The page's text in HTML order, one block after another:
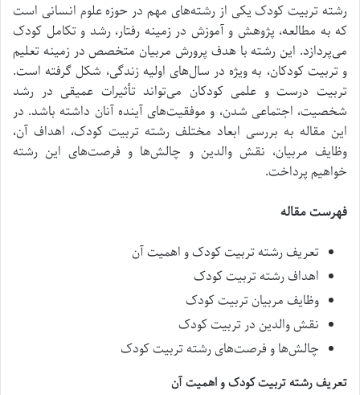
رشته تربیت کودک یکی از رشته‌های مهم در حوزه علوم انسانی است
که به مطالعه، پژوهش و آموزش در زمینه رفتار، رشد و تکامل کودک
می‌پردازد. این رشته با هدف پرورش مربیان متخصص در زمینه تعلیم
و تربیت کودکان، به ویژه در سال‌های اولیه زندگی، شکل گرفته است.
تربیت درست و علمی کودکان می‌تواند تأثیرات عمیقی در رشد
شخصیت، اجتماعی شدن، و موفقیت‌های آینده آنان داشته باشد. در
این مقاله به بررسی ابعاد مختلف رشته تربیت کودک، اهداف آن،
وظایف مربیان، نقش والدین و چالش‌ها و فرصت‌های این رشته
خواهیم پرداخت.
فهرست مقاله
تعریف رشته تربیت کودک و اهمیت آن
اهداف رشته تربیت کودک
وظایف مربیان تربیت کودک
نقش والدین در تربیت کودک
چالش‌ها و فرصت‌های رشته تربیت کودک
تعریف رشته تربیت کودک و اهمیت آن